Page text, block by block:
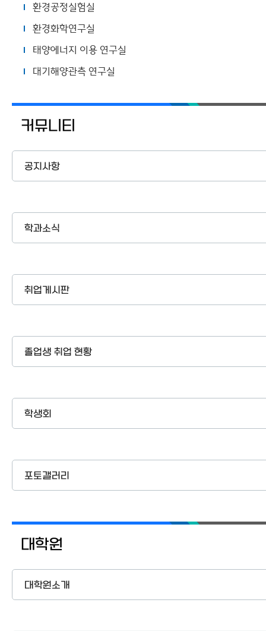
환경공정실험실
환경화학연구실
태양에너지 이용 연구실
대기해양관측 연구실
커뮤니티
공지사항
학과소식
취업게시판
졸업생 취업 현황
학생회
포토갤러리
대학원
대학원소개